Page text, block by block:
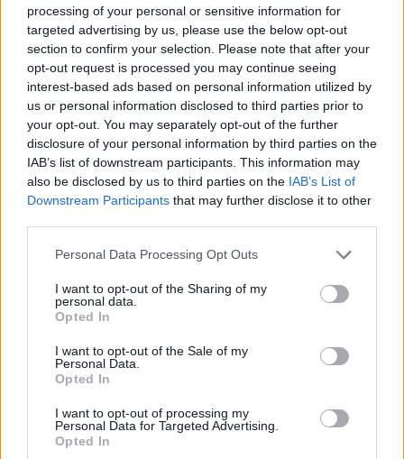
processing of your personal or sensitive information for
targeted advertising by us, please use the below opt-out
section to confirm your selection. Please note that after your
opt-out request is processed you may continue seeing
interest-based ads based on personal information utilized by
us or personal information disclosed to third parties prior to
your opt-out. You may separately opt-out of the further
disclosure of your personal information by third parties on the
IAB’s list of downstream participants. This information may
also be disclosed by us to third parties on the IAB’s List of
Downstream Participants that may further disclose it to other
Personal Data Processing Opt Outs
I want to opt-out of the Sharing of my
personal data.
Opted In
I want to opt-out of the Sale of my
Personal Data.
Opted In
I want to opt-out of processing my
Personal Data for Targeted Advertising.
Opted In